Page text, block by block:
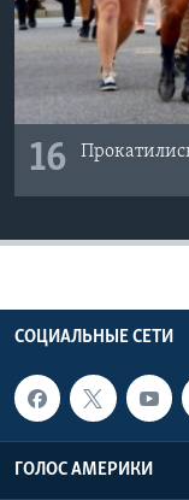
16
СОЦИАЛЬНЫЕ СЕТИ
ГОЛОС АМЕРИКИ